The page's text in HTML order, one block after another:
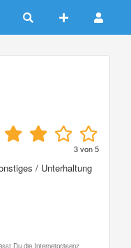
3von5
/ Unterhaltung
Du die Internetpräsenz